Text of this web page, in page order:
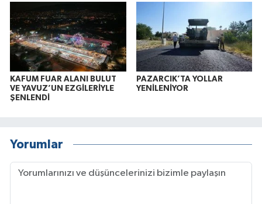
KAFUM FUAR ALANI BULUT
VE YAVUZ’UN EZGİLERİYLE
ŞENLENDİ
PAZARCIK’TA YOLLAR
YENİLENİYOR
Yorumlar